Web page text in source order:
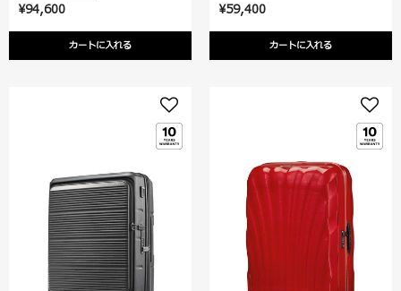
¥94,600
カートに入れる
¥59,400
カートに入れる